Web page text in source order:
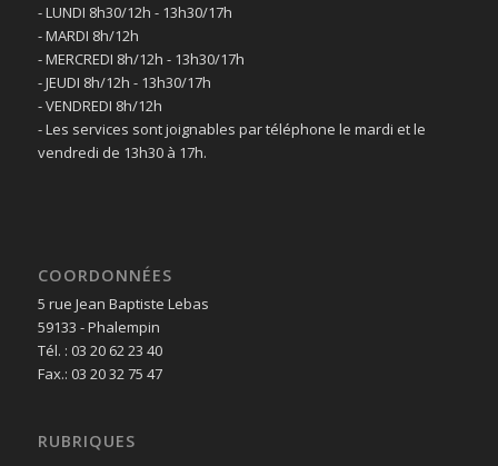
- LUNDI 8h30/12h - 13h30/17h
- MARDI 8h/12h
- MERCREDI 8h/12h - 13h30/17h
- JEUDI 8h/12h - 13h30/17h
- VENDREDI 8h/12h
- Les services sont joignables par téléphone le mardi et le
vendredi de 13h30 à 17h.
COORDONNÉES
5 rue Jean Baptiste Lebas
59133 - Phalempin
Tél. : 03 20 62 23 40
Fax.: 03 20 32 75 47
RUBRIQUES